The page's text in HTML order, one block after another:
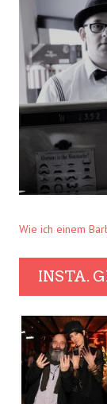
Wie ich einem
INSTA.